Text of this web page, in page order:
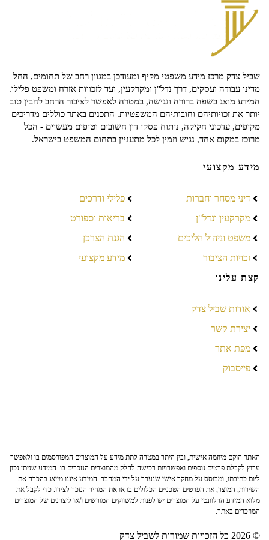
שביל צדק מרכז מידע משפטי מקיף ומעודכן במגוון רחב של תחומים, החל
מדיני עבודה ועסקים, דרך נדל"ן ומקרקעין, ועד לזכויות אזרח ומשפט פלילי.
המידע מוצג בשפה ברורה ונגישה, במטרה לאפשר לציבור הרחב להבין טוב
יותר את זכויותיהם וחובותיהם המשפטיות. התכנים באתר כוללים מדריכים
מקיפים, עדכוני חקיקה, ניתוח פסקי דין חשובים וטיפים מעשיים - הכל
מרוכז במקום אחד, נגיש וזמין לכל מתעניין בתחום המשפט בישראל.
מידע מקצועי
דיני מסחר וחברות
מקרקעין ונדל"ן
משפט וניהול הליכים
זכויות הציבור
פלילי ודרכים
בריאות וספורט
הגנת הצרכן
מידע מקצועי
קצת עלינו
אודות שביל צדק
יצירת קשר
מפת אתר
פייסבוק
האתר הוקם מיוזמה אישית, ובין היתר במטרה לתת מידע על המוצרים המפורסמים בו ולאפשר
ערוץ לקבלת פרטים נוספים ואפשרויות רכישה לחלק מהמוצרים הנזכרים בו. המידע שניתן נכון
ליום כתיבתו, ומבוסס על מחקר אישי שנערך על ידי המחבר. המידע איננו מייצג בהכרח את
השירות, המוצר, את הפרטים הטכניים הכלולים בו או את המחיר הנזכר לצידו. כדי לקבל את
מלוא המידע הרלוונטי על המוצרים יש לפנות למשווקים המורשים ו/או ליצרנים של המוצרים
המוזכרים באתר.
© 2026 כל הזכויות שמורות לשביל צדק